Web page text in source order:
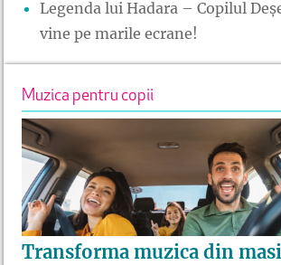
Legenda lui Hadara – Copilul
vine pe marile ecrane!
Muzica pentru copii
Transforma muzica din